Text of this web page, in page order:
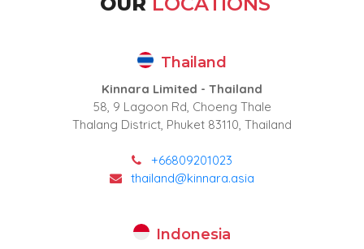
Thailand
Kinnara Limited - Thailand
58, 9 Lagoon Rd, Choeng Thale
Thalang District, Phuket 83110, Thailand
+66809201023
thailand@kinnara.asia
Indonesia